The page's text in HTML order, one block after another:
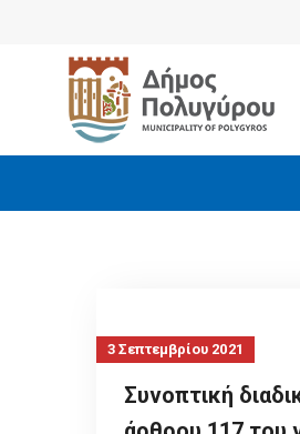
3 Σεπτεμβρίου 2021
Συνοπτική